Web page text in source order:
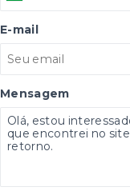
E-mail
Mensagem